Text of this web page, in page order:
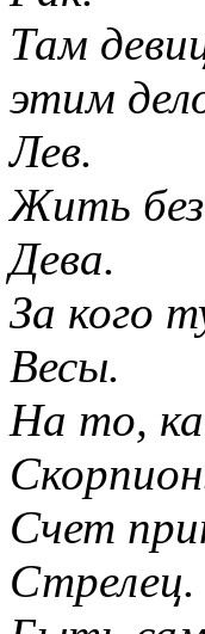
Там
этим
Лев.
Жить
Дева.
За кого
Весы.
На то,
Счет
Стрелец.